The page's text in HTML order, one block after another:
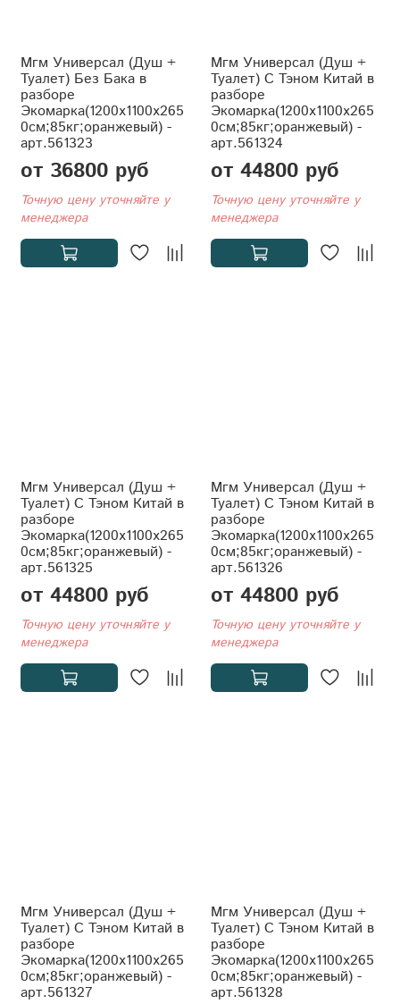
Мгм Универсал (Душ +
Туалет) Без Бака в
разборе
Экомарка(1200x1100x265
0см;85кг;оранжевый) -
арт.561323
от 36800 руб
Точную цену уточняйте у
менеджера
Мгм Универсал (Душ +
Туалет) С Тэном Китай в
разборе
Экомарка(1200x1100x265
0см;85кг;оранжевый) -
арт.561324
от 44800 руб
Точную цену уточняйте у
менеджера
Мгм Универсал (Душ +
Туалет) С Тэном Китай в
разборе
Экомарка(1200x1100x265
0см;85кг;оранжевый) -
арт.561325
от 44800 руб
Точную цену уточняйте у
менеджера
Мгм Универсал (Душ +
Туалет) С Тэном Китай в
разборе
Экомарка(1200x1100x265
0см;85кг;оранжевый) -
арт.561326
от 44800 руб
Точную цену уточняйте у
менеджера
Мгм Универсал (Душ +
Туалет) С Тэном Китай в
разборе
Экомарка(1200x1100x265
0см;85кг;оранжевый) -
арт.561327
Мгм Универсал (Душ +
Туалет) С Тэном Китай в
разборе
Экомарка(1200x1100x265
0см;85кг;оранжевый) -
арт.561328